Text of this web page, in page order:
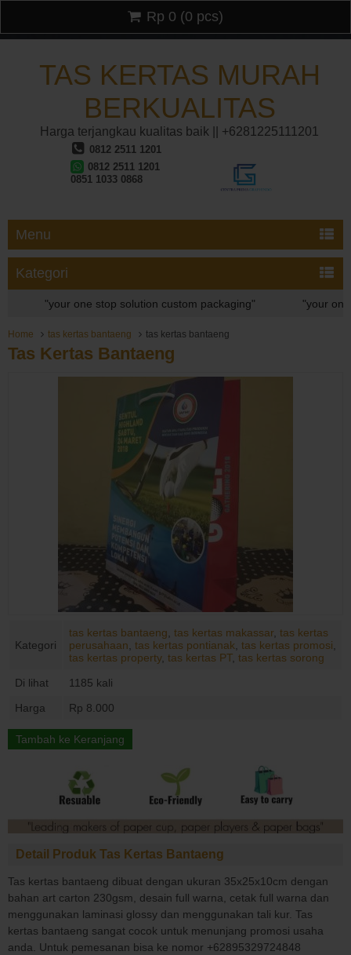
TAS KERTAS MURAH
BERKUALITAS
Harga terjangkau kualitas baik || +6281225111201
0812 2511 1201
0812 2511 1201
0851 1033 0868
Menu
Kategori
Rp 0 (0 pcs)
"your one stop solution custom packaging" "your one
Home tas kertas bantaeng tas kertas bantaeng
Tas Kertas Bantaeng
Kategori
tas kertas bantaeng tas kertas makassar tas kertas
perusahaan tas kertas pontianak tas kertas promosi
tas kertas property, tas kertas PT, tas kertas sorong
Di lihat
1185 kali
Harga
Rp 8.000
Tambah ke Keranjang
Detail Produk Tas Kertas Bantaeng
Tas kertas bantaeng dibuat dengan ukuran 35x25x10cm dengan
bahan art carton 230gsm, desain full warna, cetak full warna dan
menggunakan laminasi glossy dan menggunakan tali kur. Tas
kertas bantaeng sangat cocok untuk menunjang promosi usaha
anda. Untuk pemesanan bisa ke nomor +62895329724848